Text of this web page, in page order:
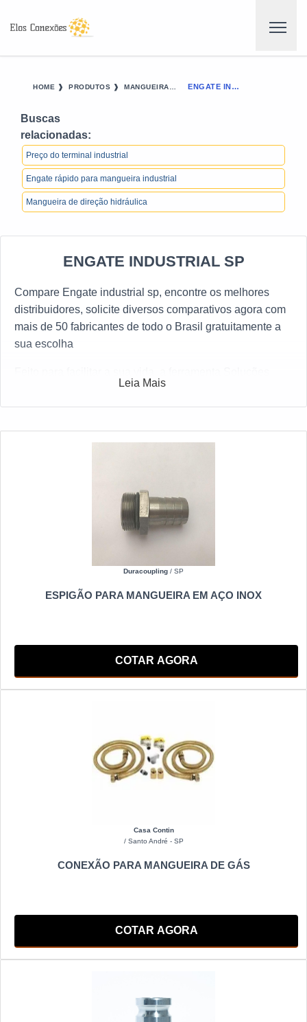
HOME ❱ PRODUTOS ❱ ENGATE INDUSTRIAL SP
Buscas
relacionadas:
Preço do terminal industrial
Engate rápido para mangueira industrial
Mangueira de direção hidráulica
ENGATE INDUSTRIAL SP
Compare Engate industrial sp, encontre os melhores
distribuidores, solicite diversos comparativos agora com
mais de 50 fabricantes de todo o Brasil gratuitamente a
sua escolha
Industriais selecionou o maior número de produtos
referência no setor industrial. Caso haja interesse por
anunciante selecione um dos fornecedores logo abaixo:
Leia Mais
Duracoupling / SP
ESPIGÃO PARA MANGUEIRA EM AÇO INOX
COTAR AGORA
Casa Contin
/ Santo André - SP
CONEXÃO PARA MANGUEIRA DE GÁS
COTAR AGORA